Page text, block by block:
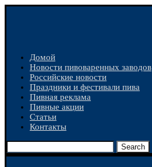
Домой
Новости пивоваренных заводов
Российские новости
Праздники и фестивали пива
Пивная реклама
Пивные акции
Статьи
Контакты
Search